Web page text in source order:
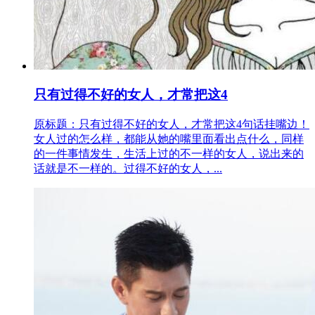
只有过得不好的女人，才常把这4
原标题：只有过得不好的女人，才常把这4句话挂嘴边！
女人过的怎么样，都能从她的嘴里面看出点什么，同样
的一件事情发生，生活上过的不一样的女人，说出来的
话就是不一样的。过得不好的女人，...